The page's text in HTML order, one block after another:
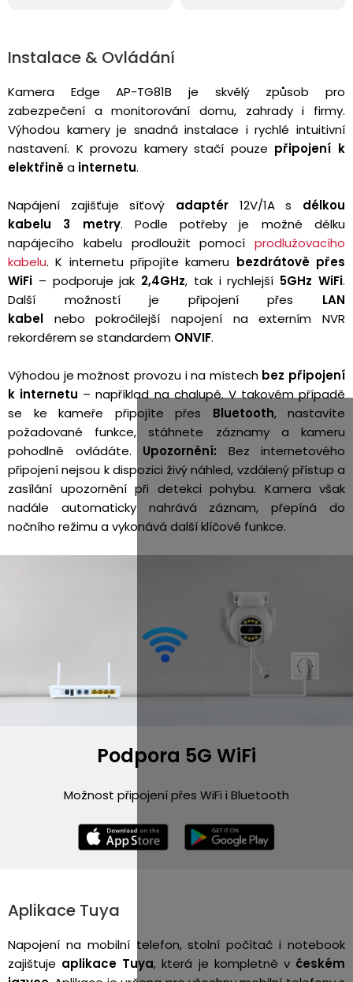
Instalace & Ovládání
Kamera Edge AP-TG81B je skvělý způsob pro
zabezpečení a monitorování domu, zahrady i firmy.
Výhodou kamery je snadná instalace i rychlé intuitivní
nastavení. K provozu kamery stačí pouze připojení k
elektřiněa internetu.
Napájení zajišťuje síťový adaptér 12V/1A s délkou
kabelu 3 metry. Podle potřeby je možné délku
napájecího kabelu prodloužit pomocí prodlužovacího
kabelu. K internetu připojíte kameru bezdrátově přes
WiFi – podporuje jak 2,4GHz, tak i rychlejší 5GHz WiFi.
Další možností je připojení přes LAN
kabel nebo pokročilejší napojení na externím NVR
rekordérem se standardem ONVIF.
Výhodou je možnost provozu i na místech bez připojení
k internetu – například na chalupě. V takovém případě
se ke kameře připojíte přes Bluetooth, nastavíte
požadované funkce, stáhnete záznamy a kameru
pohodlně ovládáte. Upozornění: Bez internetového
připojení nejsou k dispozici živý náhled, vzdálený přístup a
zasílání upozornění při detekci pohybu. Kamera však
nadále automaticky nahrává záznam, přepíná do
nočního režimu a vykonává další klíčové funkce.
Podpora 5G WiFi
Možnost připojení přes WiFi i Bluetooth
Aplikace Tuya
Napojení na mobilní telefon, stolní počítač i notebook
zajištuje aplikace Tuya, která je kompletně v českém